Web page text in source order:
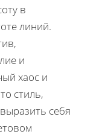
в
линий.
и
хаос и
стиль,
себя